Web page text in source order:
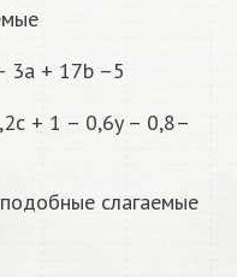
3a + 17b –5
+ 1 – 0,6y – 0,8–
слагаемые